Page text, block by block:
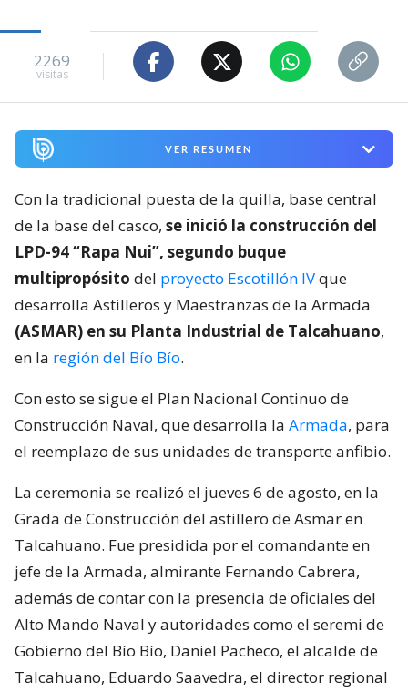
2269
visitas
VER RESUMEN
Con la tradicional puesta de la quilla, base central
de la base del casco, se inició la construcción del
LPD-94 “Rapa Nui”, segundo buque
multipropósito del proyecto Escotillón IVque
desarrolla Astilleros y Maestranzas de la Armada
(ASMAR) en su Planta Industrial de Talcahuano,
en la región del Bío Bío.
Con esto se sigue el Plan Nacional Continuo de
Construcción Naval, que desarrolla la Armada, para
el reemplazo de sus unidades de transporte anfibio.
La ceremonia se realizó el jueves 6 de agosto, en la
Grada de Construcción del astillero de Asmar en
Talcahuano. Fue presidida por el comandante en
jefe de la Armada, almirante Fernando Cabrera,
además de contar con la presencia de oficiales del
Alto Mando Naval y autoridades como el seremi de
Gobierno del Bío Bío, Daniel Pacheco, el alcalde de
Talcahuano, Eduardo Saavedra, el director regional